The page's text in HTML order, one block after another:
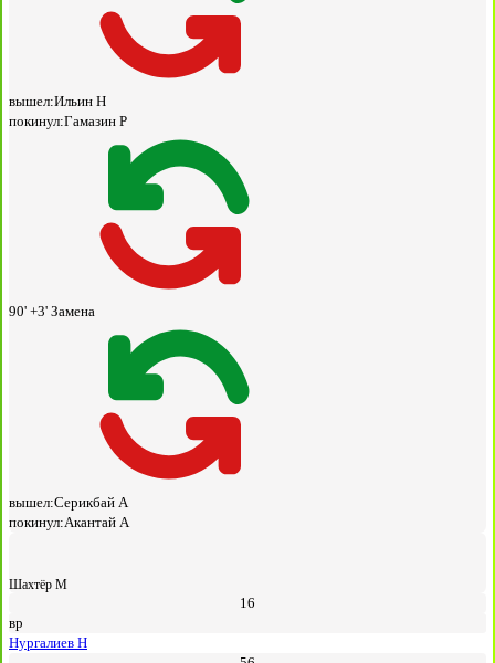
вышел:Ильин Н
покинул:Гамазин Р
90' +3' Замена
вышел:Серикбай А
покинул:Акантай А
Шахтёр М
16
вр
Нургалиев Н